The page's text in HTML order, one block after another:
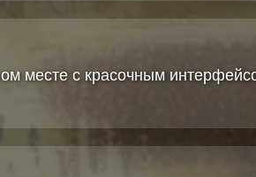
месте с красочным